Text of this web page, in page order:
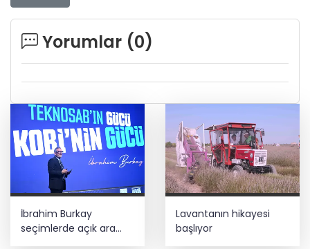
Yorumlar (0)
İbrahim Burkay
seçimlerde açık ara
önde! Dev lansmanda
Lavantanın hikayesi
başlıyor